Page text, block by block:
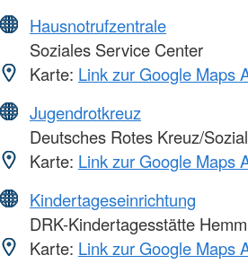
Hausnotrufzentrale
Soziales Service Center
Karte: Link zur Google Maps
Jugendrotkreuz
Deutsches Rotes Kreuz/
Karte: Link zur Google Maps
Kindertageseinrichtung
DRK-Kindertagesstätte
Karte: Link zur Google Maps